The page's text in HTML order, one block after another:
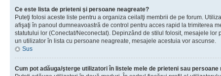
Ce este lista de prieteni şi persoane neagreate?
Puteţi folosi aceste liste pentru a organiza ceilalţi membrii de pe forum.
afişaţi în panoul dumneavoastră de control pentru acces rapid la trimiterea
statutului lor (Conectat/Neconectat). Depinzând de stilul folosit, mesajele lor
un utilizator în lista cu persoane neagreate, mesajele acestuia vor ascunse.
Sus
Cum pot adăuga/şterge utilizatori în listele mele de prieteni sau persoane